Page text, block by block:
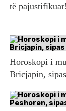
të pajustifikuar!
Horoskopi i
Bricjapin,